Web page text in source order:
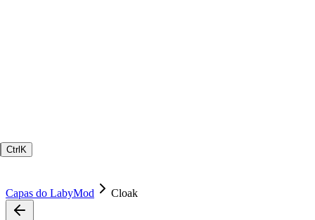
Ctrl K
Capas do LabyMod Cloak